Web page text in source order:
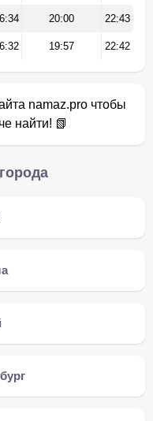
20:00 22:43
19:57 22:42
namaz.pro чтобы
найти! 📗